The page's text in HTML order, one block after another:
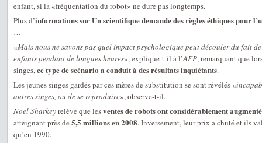
enfant, si la «fréquentation du robot» ne dure pas longtemps.
Plus d’informations sur Un scientifique demande des règles éthiques pour
…
«Mais nous ne savons pas quel impact psychologique peut découler du fait
enfants pendant de longues heures», explique-t-il à l’AFP, remarquant que
singes,ce type de scénario a conduit à des résultats inquiétants.
Les jeunes singes gardés par ces mères de substitution se sont révélés «
autres singes, ou de se reproduire», observe-t-il.
Noel Sharkeyrelève que lesventes de robots ont considérablement
atteignant près de 5,5 millions en 2008. Inversement, leur prix a chuté et ils
qu’en 1990.